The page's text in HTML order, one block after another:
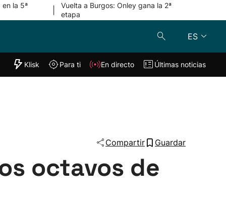
la 5ª
Vuelta a Burgos: Onley gana la 2ª
etapa
ES
"Helmuga"
Klisk En directo
Klisk Para ti En directo Últimas noticias
Compartir Guardar
octavos de